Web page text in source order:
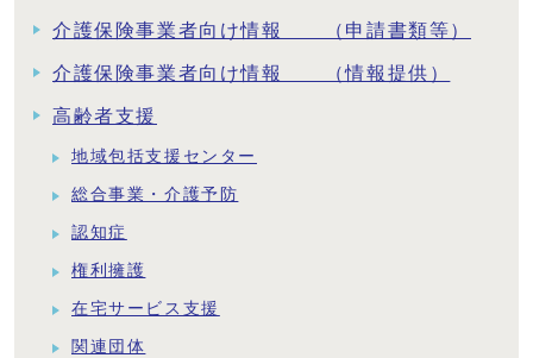
介護保険事業者向け情報 （申請書類等）
介護保険事業者向け情報 （情報提供）
高齢者支援
地域包括支援センター
総合事業・介護予防
認知症
権利擁護
在宅サービス支援
関連団体